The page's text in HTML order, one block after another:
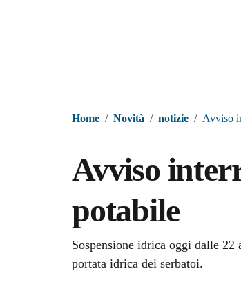
Home / Novità / notizie / Avviso
Avviso
potabile
Dettagli della
Sospensione idrica oggi dalle
portata idrica dei serbatoi.